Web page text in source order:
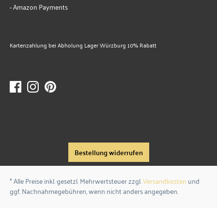
- Amazon Payments
Kartenzahlung bei Abholung Lager Würzburg 10% Rabatt
Bestellung widerrufen
* Alle Preise inkl. gesetzl. Mehrwertsteuer zzgl.Versandkosten und
ggf. Nachnahmegebühren, wenn nicht anders angegeben.